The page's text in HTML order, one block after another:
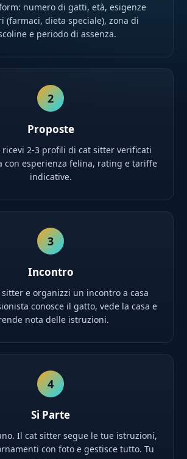
numero di gatti, età, esigenze
(farmaci, dieta speciale), zona di
e periodo di assenza.
2
Proposte
ricevi 2-3 profili di cat sitter verificati
con esperienza felina, rating e tariffe
indicative.
3
Incontro
e organizzi un incontro a casa
conosce il gatto, vede la casa e
nota delle istruzioni.
4
Si Parte
Il cat sitter segue le tue istruzioni,
con foto e gestisce tutto. Tu